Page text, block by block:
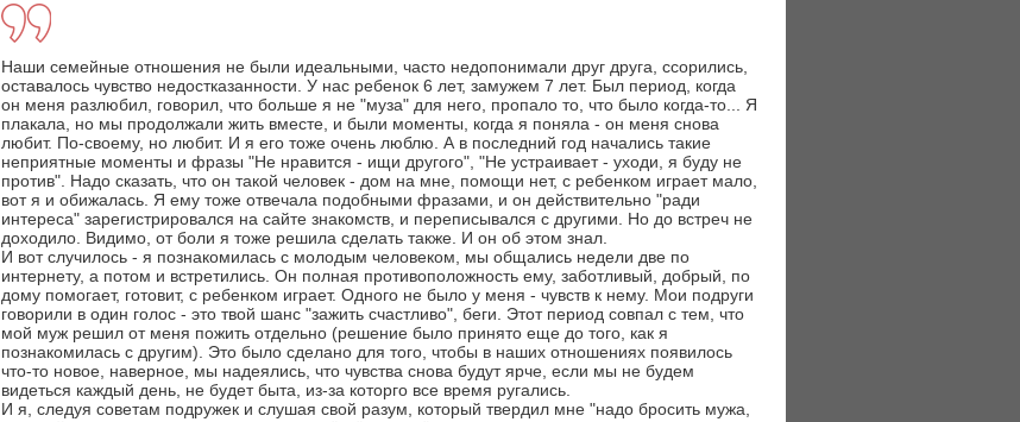
Наши семейные отношения не были идеальными, часто недопонимали друг друга, ссорились,
оставалось чувство недостказанности. У нас ребенок 6 лет, замужем 7 лет. Был период, когда
он меня разлюбил, говорил, что больше я не "муза" для него, пропало то, что было когда-то... Я
плакала, но мы продолжали жить вместе, и были моменты, когда я поняла - он меня снова
любит. По-своему, но любит. И я его тоже очень люблю. А в последний год начались такие
неприятные моменты и фразы "Не нравится - ищи другого", "Не устраивает - уходи, я буду не
против". Надо сказать, что он такой человек - дом на мне, помощи нет, с ребенком играет мало,
вот я и обижалась. Я ему тоже отвечала подобными фразами, и он действительно "ради
интереса" зарегистрировался на сайте знакомств, и переписывался с другими. Но до встреч не
доходило. Видимо, от боли я тоже решила сделать также. И он об этом знал.
И вот случилось - я познакомилась с молодым человеком, мы общались недели две по
интернету, а потом и встретились. Он полная противоположность ему, заботливый, добрый, по
дому помогает, готовит, с ребенком играет. Одного не было у меня - чувств к нему. Мои подруги
говорили в один голос - это твой шанс "зажить счастливо", беги. Этот период совпал с тем, что
мой муж решил от меня пожить отдельно (решение было принято еще до того, как я
познакомилась с другим). Это было сделано для того, чтобы в наших отношениях появилось
что-то новое, наверное, мы надеялись, что чувства снова будут ярче, если мы не будем
видеться каждый день, не будет быта, из-за которго все время ругались.
И я, следуя советам подружек и слушая свой разум, который твердил мне "надо бросить мужа,